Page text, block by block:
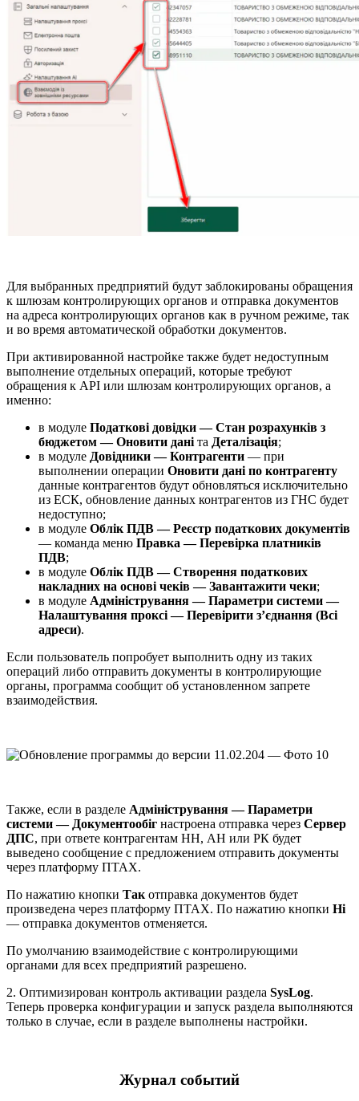
Для выбранных предприятий будут заблокированы обращения
к шлюзам контролирующих органов и отправка документов
на адреса контролирующих органов как в ручном режиме, так
и во время автоматической обработки документов.
При активированной настройке также будет недоступным
выполнение отдельных операций, которые требуют
обращения к API или шлюзам контролирующих органов, а
именно:
в модуле Податкові довідки — Стан розрахунків з
бюджетом — Оновити дані та Деталізація;
в модуле Довідники — Контрагенти — при
выполнении операции Оновити дані по контрагенту
данные контрагентов будут обновляться исключительно
из ЕСК, обновление данных контрагентов из ГНС будет
недоступно;
в модуле Облік ПДВ — Реєстр податкових документів
— команда меню Правка — Перевірка платників
ПДВ;
в модуле Облік ПДВ — Створення податкових
накладних на основі чеків — Завантажити чеки;
в модуле Адміністрування — Параметри системи —
Налаштування проксі — Перевірити з’єднання (Всі
адреси).
Если пользователь попробует выполнить одну из таких
операций либо отправить документы в контролирующие
органы, программа сообщит об установленном запрете
взаимодействия.
Также, если в разделе Адміністрування — Параметри
системи — Документообіг настроена отправка через Сервер
ДПС, при ответе контрагентам НН, АН или РК будет
выведено сообщение с предложением отправить документы
через платформу ПТАХ.
По нажатию кнопки Так отправка документов будет
произведена через платформу ПТАХ. По нажатию кнопки Ні
— отправка документов отменяется.
По умолчанию взаимодействие с контролирующими
органами для всех предприятий разрешено.
2. Оптимизирован контроль активации раздела SysLog.
Теперь проверка конфигурации и запуск раздела выполняются
только в случае, если в разделе выполнены настройки.
Журнал событий